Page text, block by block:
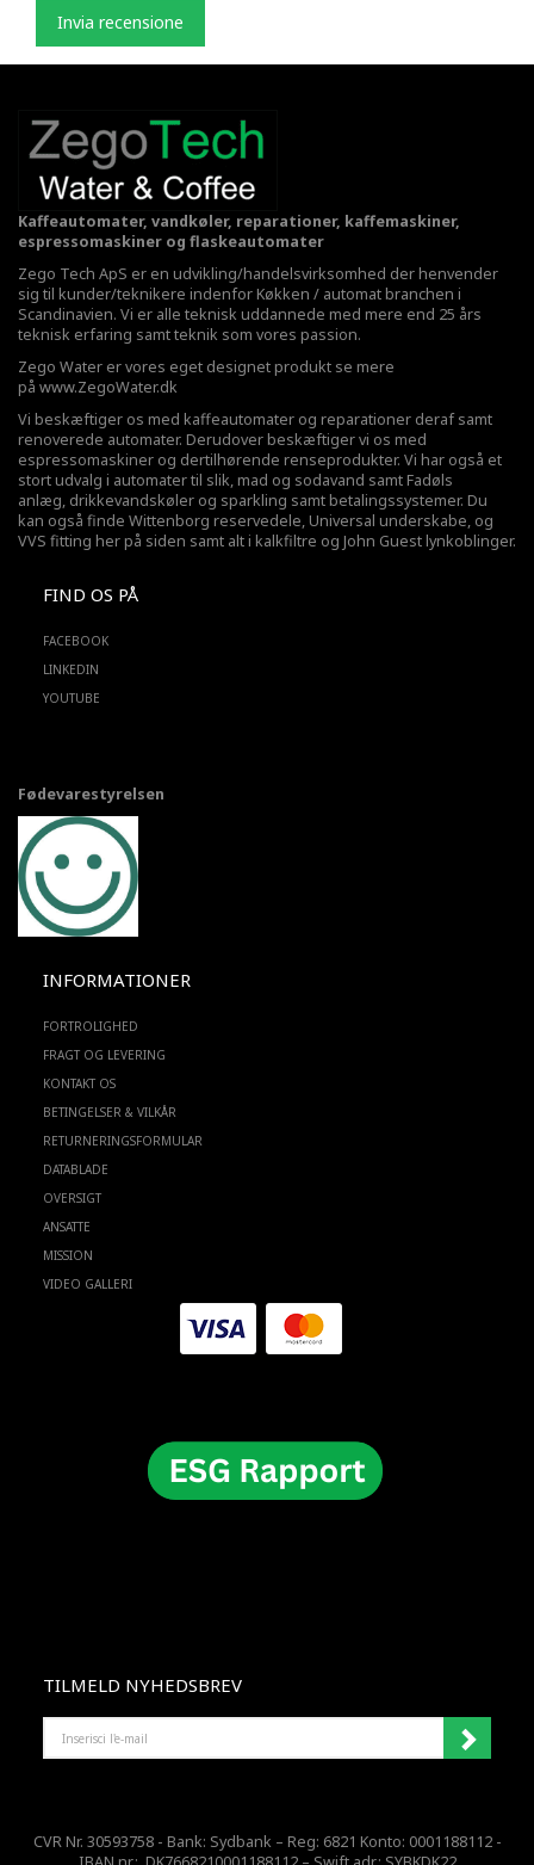
Invia recensione
Kaffeautomater, vandkøler, reparationer, kaffemaskiner,
espressomaskiner og flaskeautomater
Zego Tech ApS er en udvikling/handelsvirksomhed der henvender
sig til kunder/teknikere indenfor Køkken / automat branchen i
Scandinavien. Vi er alle teknisk uddannede med mere end 25 års
teknisk erfaring samt teknik som vores passion.
Zego Water er vores eget designet produkt se mere
på www.ZegoWater.dk
Vi beskæftiger os med kaffeautomater og reparationer deraf samt
renoverede automater. Derudover beskæftiger vi os med
espressomaskiner og dertilhørende renseprodukter. Vi har også et
stort udvalg i automater til slik, mad og sodavand samt Fadøls
anlæg, drikkevandskøler og sparkling samt betalingssystemer. Du
kan også finde Wittenborg reservedele, Universal underskabe, og
VVS fitting her på siden samt alt i kalkfiltre og John Guest lynkoblinger.
FIND OS PÅ
FACEBOOK
LINKEDIN
YOUTUBE
Fødevarestyrelsen
INFORMATIONER
FORTROLIGHED
FRAGT OG LEVERING
KONTAKT OS
BETINGELSER & VILKÅR
RETURNERINGSFORMULAR
DATABLADE
OVERSIGT
ANSATTE
MISSION
VIDEO GALLERI
TILMELD NYHEDSBREV
MAIL
CVR Nr. 30593758 - Bank: Sydbank – Reg: 6821 Konto: 0001188112 -